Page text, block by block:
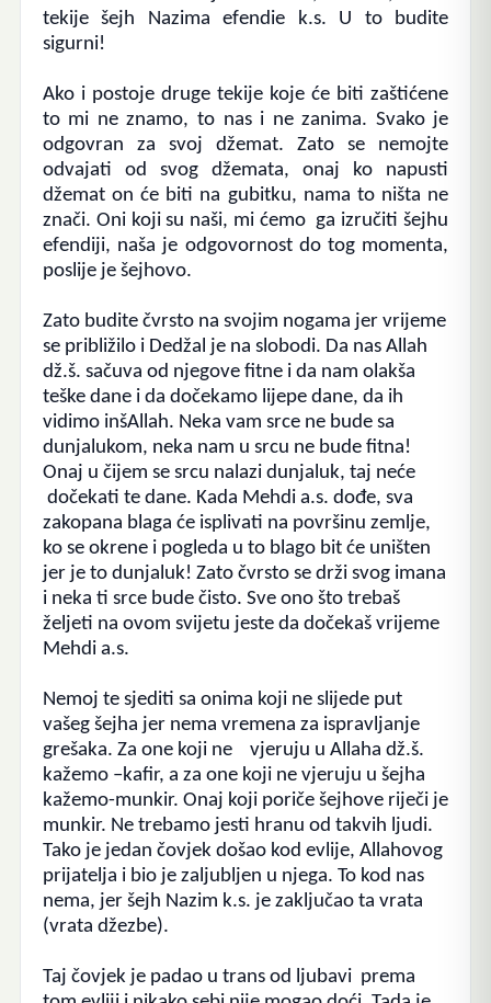
tekije šejh Nazima efendie k.s. U to budite
sigurni!
Ako i postoje druge tekije koje će biti zaštićene
to mi ne znamo, to nas i ne zanima. Svako je
odgovran za svoj džemat. Zato se nemojte
odvajati od svog džemata, onaj ko napusti
džemat on će biti na gubitku, nama to ništa ne
znači. Oni koji su naši, mi ćemo ga izručiti šejhu
efendiji, naša je odgovornost do tog momenta,
poslije je šejhovo.
Zato budite čvrsto na svojim nogama jer vrijeme
se približilo i Dedžal je na slobodi. Da nas Allah
dž.š. sačuva od njegove fitne i da nam olakša
teške dane i da dočekamo lijepe dane, da ih
vidimo inšAllah. Neka vam srce ne bude sa
dunjalukom, neka nam u srcu ne bude fitna!
Onaj u čijem se srcu nalazi dunjaluk, taj neće
dočekati te dane. Kada Mehdi a.s. dođe, sva
zakopana blaga će isplivati na površinu zemlje,
ko se okrene i pogleda u to blago bit će uništen
jer je to dunjaluk! Zato čvrsto se drži svog imana
i neka ti srce bude čisto. Sve ono što trebaš
željeti na ovom svijetu jeste da dočekaš vrijeme
Mehdi a.s.
Nemoj te sjediti sa onima koji ne slijede put
vašeg šejha jer nema vremena za ispravljanje
grešaka. Za one koji ne vjeruju u Allaha dž.š.
kažemo –kafir, a za one koji ne vjeruju u šejha
kažemo-munkir. Onaj koji poriče šejhove riječi je
munkir. Ne trebamo jesti hranu od takvih ljudi.
Tako je jedan čovjek došao kod evlije, Allahovog
prijatelja i bio je zaljubljen u njega. To kod nas
nema, jer šejh Nazim k.s. je zaključao ta vrata
(vrata džezbe).
Taj čovjek je padao u trans od ljubavi prema